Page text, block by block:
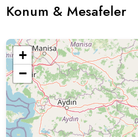
Konum & Mesafeler
+
−